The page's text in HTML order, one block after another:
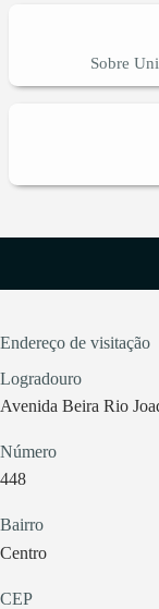
Sobre
Endereço de visitação
Logradouro
Avenida Beira Rio
Número
448
Bairro
Centro
CEP